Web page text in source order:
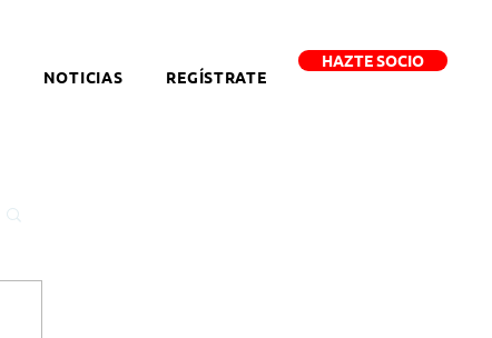
NOTICIAS REGÍSTRATE
HAZTE SOCIO